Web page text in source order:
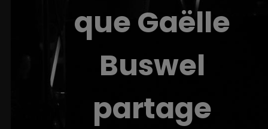
que Gaëlle
Buswel
partage